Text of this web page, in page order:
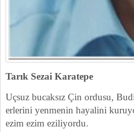
Tarık Sezai Karatepe
Uçsuz bucaksız Çin ordusu,
erlerini yenmenin hayalini
ezim ezim eziliyordu.